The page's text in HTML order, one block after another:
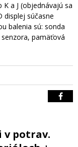
a J (objednávajú sa
displej súčasne
balenia sú: sonda
pamäťová
v potrav.